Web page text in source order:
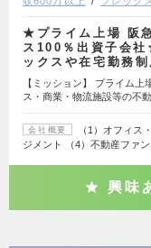
★プライム上場 阪
ス100％出資子会
ックスや在宅勤務
【ミッション】 プライム
ス・商業・物流施設等の不
会社概要
（1）オフィス
ジメント （4）不動産ファ
興味